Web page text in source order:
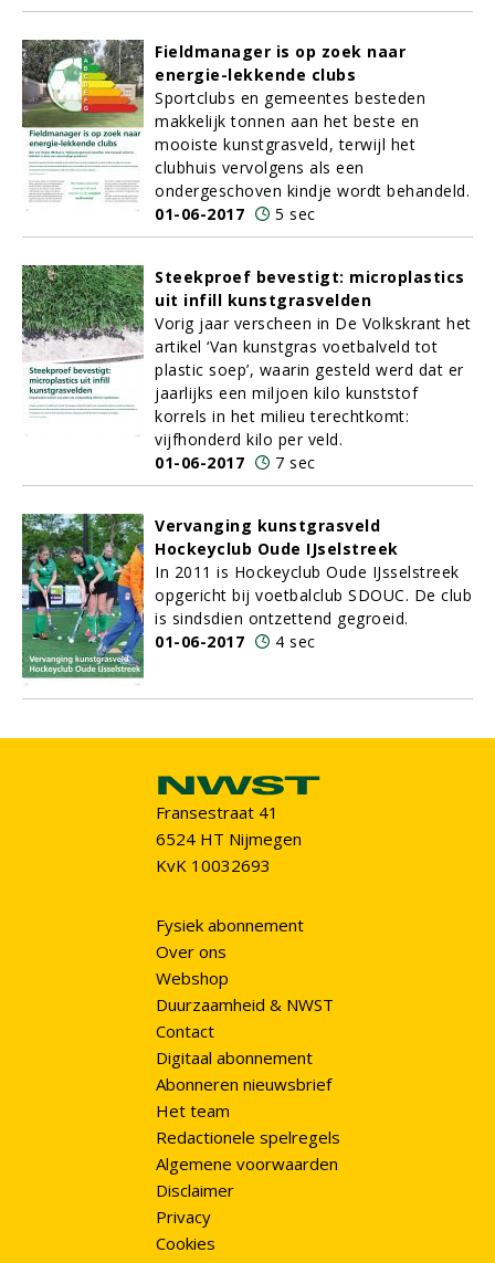
Fieldmanager is op zoek naar
energie-lekkende clubs
Sportclubs en gemeentes besteden
makkelijk tonnen aan het beste en
mooiste kunstgrasveld, terwijl het
clubhuis vervolgens als een
ondergeschoven kindje wordt behandeld.
01-06-2017
5 sec
Steekproef bevestigt: microplastics
uit infill kunstgrasvelden
Vorig jaar verscheen in De Volkskrant het
artikel ‘Van kunstgras voetbalveld tot
plastic soep’, waarin gesteld werd dat er
jaarlijks een miljoen kilo kunststof
korrels in het milieu terechtkomt:
vijfhonderd kilo per veld.
01-06-2017
7 sec
Vervanging kunstgrasveld
Hockeyclub Oude IJselstreek
In 2011 is Hockeyclub Oude IJsselstreek
opgericht bij voetbalclub SDOUC. De club
is sindsdien ontzettend gegroeid.
01-06-2017
4 sec
Fransestraat 41
6524 HT Nijmegen
KvK 10032693
Fysiek abonnement
Over ons
Webshop
Duurzaamheid & NWST
Contact
Digitaal abonnement
Abonneren nieuwsbrief
Het team
Redactionele spelregels
Algemene voorwaarden
Disclaimer
Privacy
Cookies